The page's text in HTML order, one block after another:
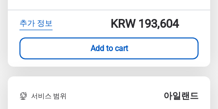
추가 정보 KRW 193,604
Add to cart
서비스 범위 아일랜드